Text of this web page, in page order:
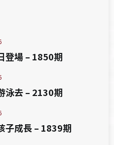
登場 – 1850期
泳去 – 2130期
子成長 – 1839期